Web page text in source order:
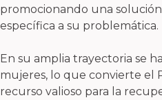
promocionando una
específica a su problemática.
En su amplia trayectoria se
mujeres, lo que convierte el
recurso valioso para la